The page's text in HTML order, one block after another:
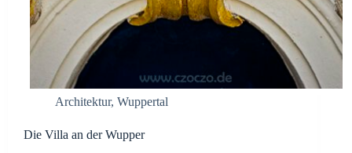
Architektur, Wuppertal
Die Villa an der Wupper